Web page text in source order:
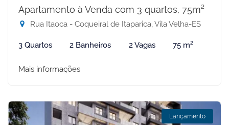
Apartamento à Venda com 3 quartos, 75m²
Rua Itaoca - Coqueiral de Itaparica, Vila Velha-ES
3 Quartos 2 Banheiros 2 Vagas 75 m²
Mais informações
Lançamento